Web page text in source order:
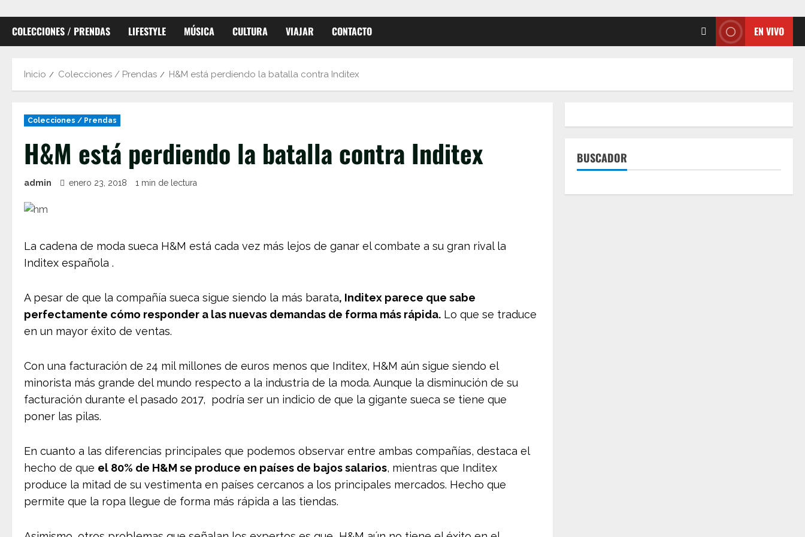
COLECCIONES / PRENDAS LIFESTYLE MÚSICA CULTURA VIAJAR CONTACTO EN VIVO
Inicio Colecciones / Prendas H&M está perdiendo la batalla contra Inditex
Colecciones / Prendas
H&M está perdiendo la batalla contra Inditex
admin enero 23, 2018 1 min de lectura
La cadena de moda sueca H&M está cada vez más lejos de ganar el combate a su gran rival la
Inditex española .
A pesar de que la compañía sueca sigue siendo la más barata, Inditex parece que sabe
perfectamente cómo responder a las nuevas demandas de forma más rápida. Lo que se traduce
en un mayor éxito de ventas.
Con una facturación de 24 mil millones de euros menos que Inditex, H&M aún sigue siendo el
minorista más grande del mundo respecto a la industria de la moda. Aunque la disminución de su
facturación durante el pasado 2017, podría ser un indicio de que la gigante sueca se tiene que
poner las pilas.
En cuanto a las diferencias principales que podemos observar entre ambas compañías, destaca el
hecho de que el 80% de H&M se produce en países de bajos salarios, mientras que Inditex
produce la mitad de su vestimenta en países cercanos a los principales mercados. Hecho que
permite que la ropa llegue de forma más rápida a las tiendas.
BUSCADOR